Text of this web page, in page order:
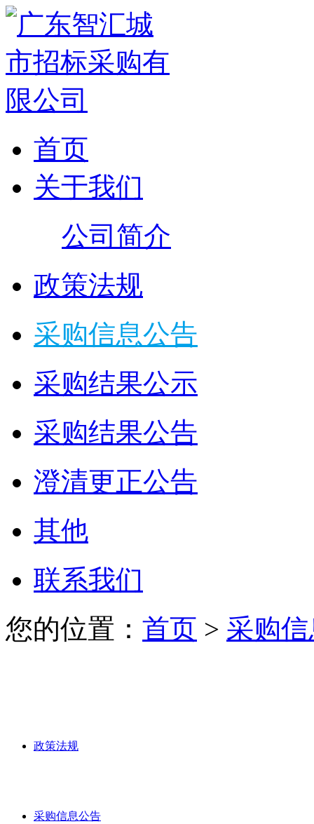
首页
关于我们
公司简介
政策法规
采购信息公告
采购结果公示
采购结果公告
澄清更正公告
其他
联系我们
您的位置： 首页 > 采购
政策法规
采购信息公告